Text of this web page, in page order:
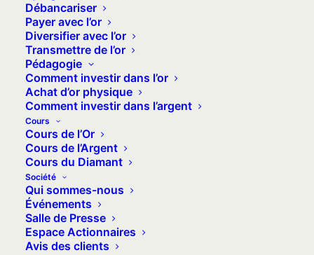
Débancariser
Payer avec l’or
Diversifier avec l’or
Transmettre de l’or
Pédagogie
Comment investir dans l’or
Achat d’or physique
Comment investir dans l’argent
Cours
Cours de l’Or
Cours de l’Argent
Cours du Diamant
Société
Qui sommes-nous
Événements
Salle de Presse
Espace Actionnaires
Avis des clients
or physique audité et certifié conforme
aux principes de la finance islamique en
France. Sans riba. Sans gharar. Votre or
vous appartient, stocké en coffre ultra-
sécurisé aux Ports Francs de Genève.
Ouvrir un compte gratuitement